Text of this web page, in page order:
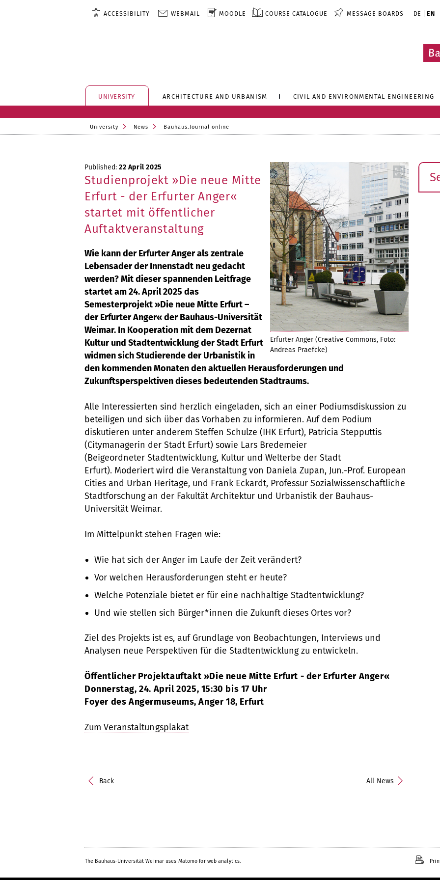
ACCESSIBILITY WEBMAIL MOODLE COURSE CATALOGUE MESSAGE BOARDS DE EN
UNIVERSITY ARCHITECTURE AND URBANISM CIVIL AND ENVIRONMENTAL ENGINEERING
University News Bauhaus.Journal online
Erfurter Anger (Creative Commons, Foto:
Andreas Praefcke)
Published: 22 April 2025
Studienprojekt »Die neue Mitte
Erfurt - der Erfurter Anger«
startet mit öffentlicher
Auftaktveranstaltung
Wie kann der Erfurter Anger als zentrale
Lebensader der Innenstadt neu gedacht
werden? Mit dieser spannenden Leitfrage
startet am 24. April 2025 das
Semesterprojekt »Die neue Mitte Erfurt –
der Erfurter Anger« der Bauhaus-Universität
Weimar. In Kooperation mit dem Dezernat
Kultur und Stadtentwicklung der Stadt Erfurt
widmen sich Studierende der Urbanistik in
den kommenden Monaten den aktuellen Herausforderungen und
Zukunftsperspektiven dieses bedeutenden Stadtraums.
Alle Interessierten sind herzlich eingeladen, sich an einer Podiumsdiskussion zu
beteiligen und sich über das Vorhaben zu informieren. Auf dem Podium
diskutieren unter anderem Steffen Schulze (IHK Erfurt), Patricia Stepputtis
(Citymanagerin der Stadt Erfurt) sowie Lars Bredemeier
(Beigeordneter Stadtentwicklung, Kultur und Welterbe der Stadt
Erfurt). Moderiert wird die Veranstaltung von Daniela Zupan, Jun.-Prof. European
Cities and Urban Heritage, und Frank Eckardt, Professur Sozialwissenschaftliche
Stadtforschung an der Fakultät Architektur und Urbanistik der Bauhaus-
Universität Weimar.
Im Mittelpunkt stehen Fragen wie:
Wie hat sich der Anger im Laufe der Zeit verändert?
Vor welchen Herausforderungen steht er heute?
Welche Potenziale bietet er für eine nachhaltige Stadtentwicklung?
Und wie stellen sich Bürger*innen die Zukunft dieses Ortes vor?
Ziel des Projekts ist es, auf Grundlage von Beobachtungen, Interviews und
Analysen neue Perspektiven für die Stadtentwicklung zu entwickeln.
Öffentlicher Projektauftakt »Die neue Mitte Erfurt - der Erfurter Anger«
Donnerstag, 24. April 2025, 15:30 bis 17 Uhr
Foyer des Angermuseums, Anger 18, Erfurt
Zum Veranstaltungsplakat
Back All News
The Bauhaus-Universität Weimar uses Matomo for web analytics.